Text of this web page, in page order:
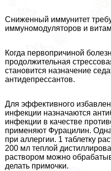
Сниженный иммунитет
иммуномодуляторов и
Когда первопричиной
продолжительная
становится назначение
антидепрессантов.
Для эффективного
инфекции назначаются
инфекции в качестве
применяют Фурацилин.
при аллергии. 1 таблетку
200 мл теплой
раствором можно
делать примочки.